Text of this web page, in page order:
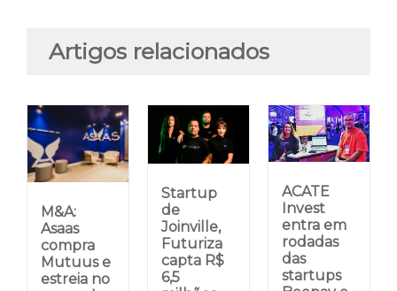
Artigos relacionados
M&A:
Asaas
compra
Mutuus e
estreia no
Startup
de
Joinville,
Futuriza
capta R$
6,5
ACATE
Invest
entra em
rodadas
das
startups